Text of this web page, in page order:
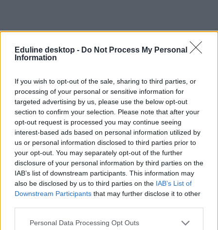
Eduline desktop - Do Not Process My Personal
Information
If you wish to opt-out of the sale, sharing to third parties, or
processing of your personal or sensitive information for
targeted advertising by us, please use the below opt-out
section to confirm your selection. Please note that after your
opt-out request is processed you may continue seeing
interest-based ads based on personal information utilized by
us or personal information disclosed to third parties prior to
your opt-out. You may separately opt-out of the further
disclosure of your personal information by third parties on the
IAB’s list of downstream participants. This information may
also be disclosed by us to third parties on the IAB’s List of
Downstream Participants that may further disclose it to other
Personal Data Processing Opt Outs
felvételi tájékoztató
középiskolai felvételi 2026